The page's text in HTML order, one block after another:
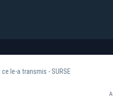
le-a transmis - SURSE